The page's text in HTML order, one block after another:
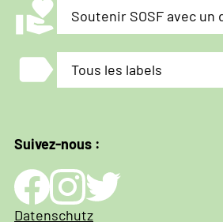
volunteer_activism Soutenir SOSF avec un
label Tous les labels
Suivez-nous :
Impressum
Datenschutz